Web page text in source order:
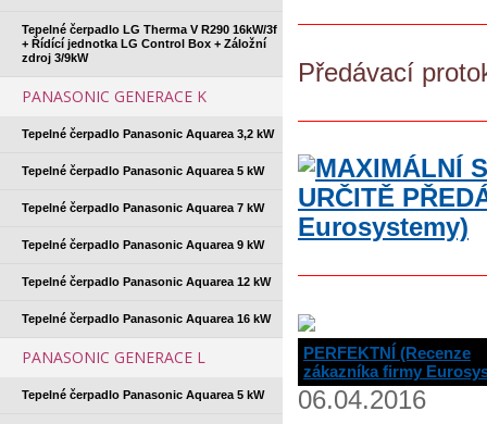
Tepelné čerpadlo LG Therma V R290 16kW/3f
+ Řídící jednotka LG Control Box + Záložní
zdroj 3/9kW
PANASONIC GENERACE K
Tepelné čerpadlo Panasonic Aquarea 3,2 kW
Tepelné čerpadlo Panasonic Aquarea 5 kW
Tepelné čerpadlo Panasonic Aquarea 7 kW
Tepelné čerpadlo Panasonic Aquarea 9 kW
Tepelné čerpadlo Panasonic Aquarea 12 kW
Tepelné čerpadlo Panasonic Aquarea 16 kW
PANASONIC GENERACE L
Tepelné čerpadlo Panasonic Aquarea 5 kW
Předávací
PERFEKTNÍ (Recenze
zákazníka firmy
06.04.2016